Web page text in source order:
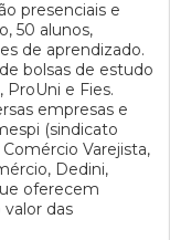
presenciais e
50 alunos,
de aprendizado.
bolsas de estudo
ProUni e Fies.
empresas e
(sindicato
Varejista,
Dedini,
oferecem
das